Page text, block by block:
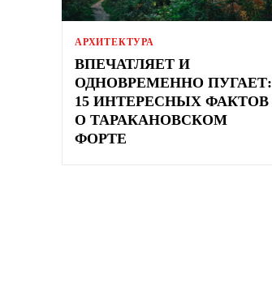
АРХИТЕКТУРА
ВПЕЧАТЛЯЕТ И
ОДНОВРЕМЕННО ПУГАЕТ:
15 ИНТЕРЕСНЫХ ФАКТОВ
О ТАРАКАНОВСКОМ
ФОРТЕ